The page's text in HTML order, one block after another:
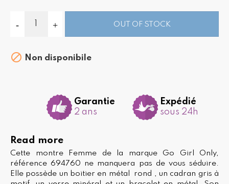
OUT OF STOCK
 Non disponibile
Garantie
2 ans
Expédié
sous 24h
Read more
Cette montre Femme de la marque Go Girl Only,
référence 694760 ne manquera pas de vous séduire.
Elle possède un boitier en métal rond , un cadran gris à